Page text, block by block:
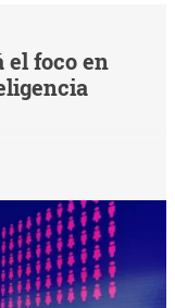
el foco en